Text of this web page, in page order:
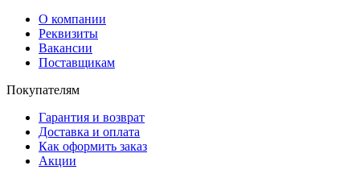
О компании
Реквизиты
Вакансии
Поставщикам
Покупателям
Гарантия и возврат
Доставка и оплата
Как оформить заказ
Акции